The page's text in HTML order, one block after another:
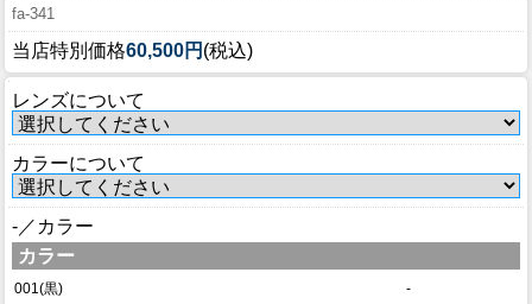
インフォメーション
fa-341
当店特別価格60,500円 (税込)
レンズについて
カラーについて
-／カラー
カラー
001(黒) -